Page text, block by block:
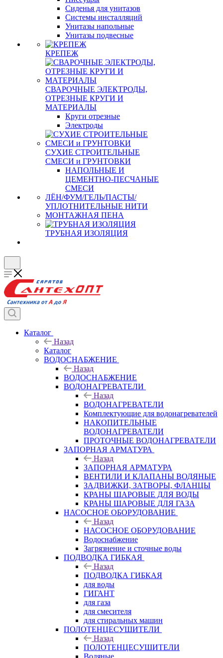
Сиденья для унитазов
Системы инсталляций
Унитазы напольные
Унитазы подвесные
КРЕПЕЖ
СВАРОЧНЫЕ ЭЛЕКТРОДЫ,
ОТРЕЗНЫЕ КРУГИ И
МАТЕРИАЛЫ
Круги отрезные
Электроды
СУХИЕ СТРОИТЕЛЬНЫЕ
СМЕСИ и ГРУНТОВКИ
НАПОЛЬНЫЕ И
ЦЕМЕНТНО-ПЕСЧАНЫЕ
СМЕСИ
ЛЁН/ФУМ/ГЕЛЬ/ПАСТЫ/
УПЛОТНИТЕЛЬНЫЕ НИТИ
МОНТАЖНАЯ ПЕНА
ТРУБНАЯ ИЗОЛЯЦИЯ
Каталог
Назад
Каталог
ВОДОСНАБЖЕНИЕ
Назад
ВОДОСНАБЖЕНИЕ
ВОДОНАГРЕВАТЕЛИ
Назад
ВОДОНАГРЕВАТЕЛИ
Комплектующие для водонагревателей
НАКОПИТЕЛЬНЫЕ
ВОДОНАГРЕВАТЕЛИ
ПРОТОЧНЫЕ ВОДОНАГРЕВАТЕЛИ
ЗАПОРНАЯ АРМАТУРА
Назад
ЗАПОРНАЯ АРМАТУРА
ВЕНТИЛИ И КЛАПАНЫ ВОДЯНЫЕ
ЗАДВИЖКИ, ЗАТВОРЫ, ФЛАНЦЫ
КРАНЫ ШАРОВЫЕ ДЛЯ ВОДЫ
КРАНЫ ШАРОВЫЕ ДЛЯ ГАЗА
НАСОСНОЕ ОБОРУДОВАНИЕ
Назад
НАСОСНОЕ ОБОРУДОВАНИЕ
Водоснабжение
Загрязнение и сточные воды
ПОДВОДКА ГИБКАЯ
Назад
ПОДВОДКА ГИБКАЯ
для воды
ГИГАНТ
для газа
для смесителя
для стиральных машин
ПОЛОТЕНЦЕСУШИТЕЛИ
Назад
ПОЛОТЕНЦЕСУШИТЕЛИ
Водяные